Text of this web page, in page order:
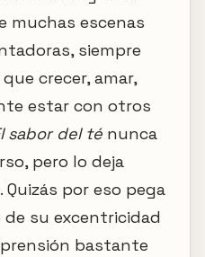
muchas escenas
siempre
crecer, amar,
estar con otros
sabor del té nunca
pero lo deja
por eso pega
su excentricidad
bastante